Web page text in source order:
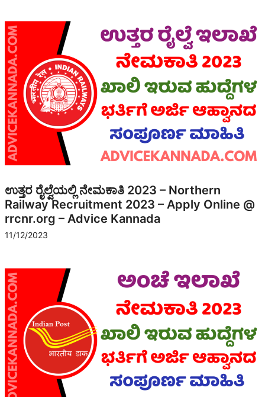
ಉತ್ತರ ರೈಲ್ವೆಯಲ್ಲಿ ನೇಮಕಾತಿ 2023 – Northern
Railway Recruitment 2023 – Apply Online @
rrcnr.org – Advice Kannada
11/12/2023